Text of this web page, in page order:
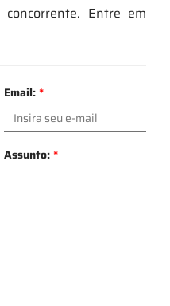
Entre em
Email:*
Assunto:*